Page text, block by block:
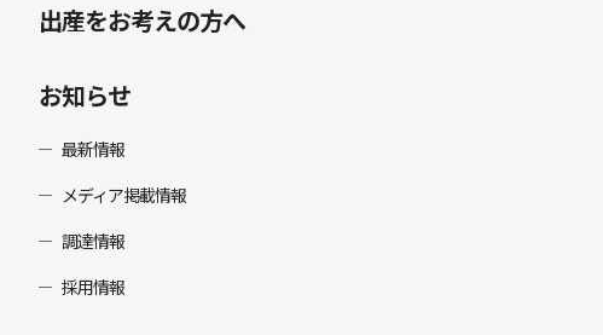
出産をお考えの方へ
お知らせ
最新情報
メディア掲載情報
調達情報
採用情報